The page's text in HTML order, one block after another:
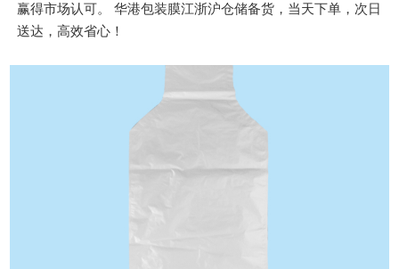
赢得市场认可。 华港包装膜江浙沪仓储备货，当天下单，次日
送达，高效省心！